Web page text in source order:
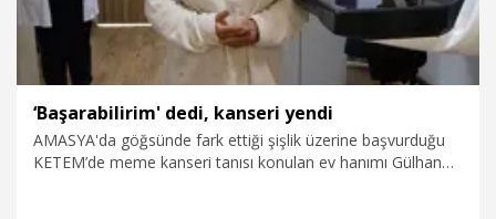
‘Başarabilirim' dedi, kanseri yendi
AMASYA'da göğsünde fark ettiği şişlik üzerine başvurduğu
KETEM’de meme kanseri tanısı konulan ev hanımı Gülhan